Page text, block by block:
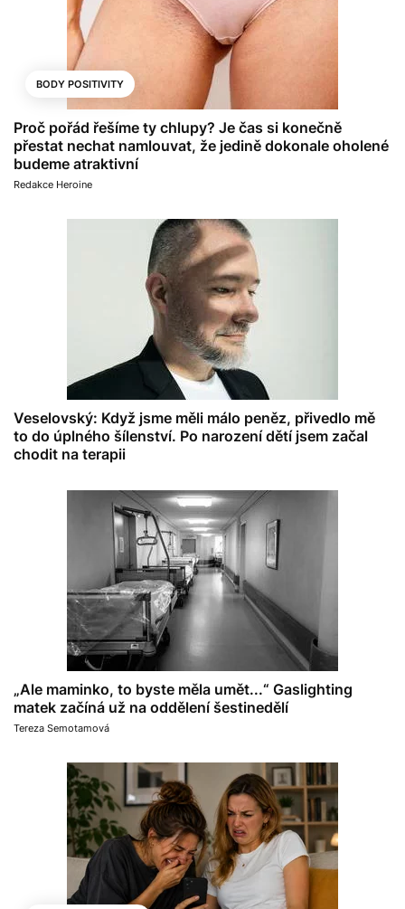
BODY POSITIVITY
Proč pořád řešíme ty chlupy? Je čas si konečně
přestat nechat namlouvat, že jedině dokonale oholené
budeme atraktivní
Redakce Heroine
Veselovský: Když jsme měli málo peněz, přivedlo mě
to do úplného šílenství. Po narození dětí jsem začal
chodit na terapii
„Ale maminko, to byste měla umět...“ Gaslighting
matek začíná už na oddělení šestinedělí
Tereza Semotamová